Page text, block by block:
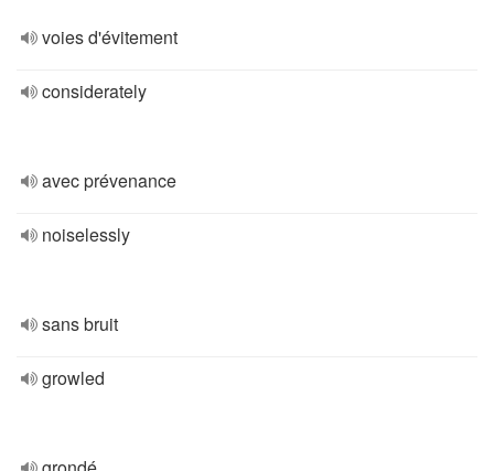
voies d'évitement
considerately
avec prévenance
noiselessly
sans bruit
growled